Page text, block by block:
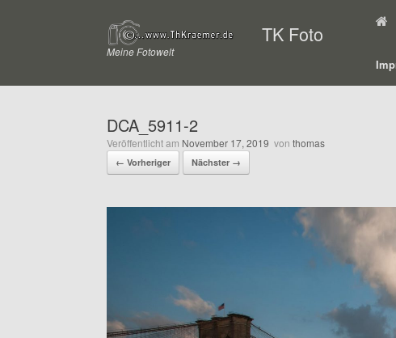
TK Foto
Meine Fotowelt
DCA_5911-2
Veröffentlicht am November 17, 2019 von thomas
← Vorheriger Nächster →